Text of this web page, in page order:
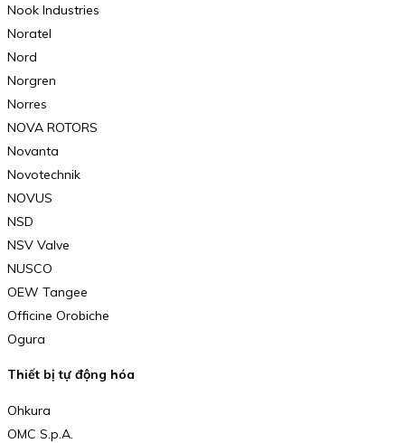
Nook Industries
Noratel
Nord
Norgren
Norres
NOVA ROTORS
Novanta
Novotechnik
NOVUS
NSD
NSV Valve
NUSCO
OEW Tangee
Officine Orobiche
Ogura
Thiết bị tự động hóa
Ohkura
OMC S.p.A.